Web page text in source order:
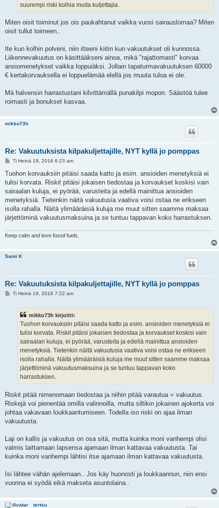
suurempi riski kolhia muita kuljettajia.
Miten oisit toiminut jos ois paukahtanut vaikka vuosi sairauslomaa? Miten
oisit tullut toimeen..
Ite kun kolhin polveni, niin itteeni kiitin kun vakuutukset oli kunnossa.
Liikennevakuutus on käsittääkseni ainoa, mikä "rajattomasti" korvaa
ansiomenetykset vaikka loppuiäksi. Jollain tapaturmavakuutuksen 60000
€ kertakorvauksella ei loppuelämää elellä jos muuta tuloa ei ole.
Mä halvensin harrastustani kilvittämällä punakilpi mopon. Säästöä tulee
roimasti ja bonukset kasvaa.
mikko73h
Re: Vakuutuksista kilpakuljettajille, NYT kyllä jo pomppas
V
e
t
i
Ti Heinä 19, 2016 6:23 am
Tuohon korvauksiin pitäisi saada katto ja esim. ansioiden menetyksiä ei
tulisi korvata. Riskit pitäisi jokaisen tiedostaa ja korvaukset koskisi vain
sairaalan kuluja, ei pyörää, varusteita ja edellä mainittua ansioiden
menetyksiä. Tietenkin näitä vakuutusia vaativa voisi ostaa ne erikseen
isolla rahalla. Näitä ylimääräisiä kuluja me muut sitten saamme maksaa
järjettöminä vakuutusmaksuina ja se tuntuu tappavan koko harrastuksen.
Keep calm and love fossil fuels.
Sami K
Re: Vakuutuksista kilpakuljettajille, NYT kyllä jo pomppas
VTi Heinä 19, 2016 7:22 am
mikko73h kirjoitti:
Tuohon korvauksiin pitäisi saada katto ja esim. ansioiden menetyksiä ei
tulisi korvata. Riskit pitäisi jokaisen tiedostaa ja korvaukset koskisi vain
sairaalan kuluja, ei pyörää, varusteita ja edellä mainittua ansioiden
menetyksiä. Tietenkin näitä vakuutusia vaativa voisi ostaa ne erikseen
isolla rahalla. Näitä ylimääräisiä kuluja me muut sitten saamme maksaa
järjettöminä vakuutusmaksuina ja se tuntuu tappavan koko
harrastuksen.
Riskit pitää nimenomaan tiedostaa ja niihin pitää varautua = vakuutus.
Riskejä voi pienentää omilla valinnoilla, mutta siltikin jokainen ajokerta voi
johtaa vakavaan loukkaantumiseen. Todella iso riski on ajaa ilman
vakuutusta.
Laji on kallis ja vakuutus on osa sitä, mutta kuinka moni vanhempi olisi
valmis laittamaan lapsensa ajamaan ilman kattavaa vakuutusta. Tai
kuinka moni vanhempi lähtisi itse ajamaan ilman kattavaa vakuutusta.
Isi lähtee vähän ajelemaan.. Jos käy huonosti ja loukkaannun, niin ensi
vuonna ei syödä eikä makseta asuntolaina..
tertsu